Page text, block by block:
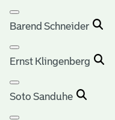
Barend Schneider
Ernst Klingenberg
Soto Sanduhe